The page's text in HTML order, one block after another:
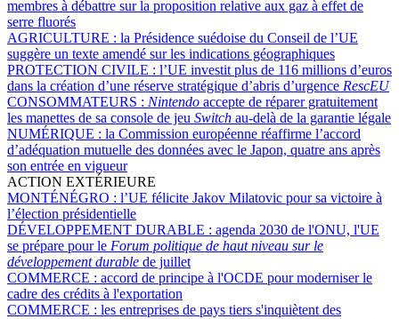
membres à débattre sur la proposition relative aux gaz à effet de
serre fluorés
AGRICULTURE : la Présidence suédoise du Conseil de l’UE
suggère un texte amendé sur les indications géographiques
PROTECTION CIVILE : l’UE investit plus de 116 millions d’euros
dans la création d’une réserve stratégique d’abris d’urgence RescEU
CONSOMMATEURS : Nintendo accepte de réparer gratuitement
les manettes de sa console de jeu Switch au-delà de la garantie légale
NUMÉRIQUE : la Commission européenne réaffirme l’accord
d’adéquation mutuelle des données avec le Japon, quatre ans après
son entrée en vigueur
ACTION EXTÉRIEURE
MONTÉNÉGRO : l’UE félicite Jakov Milatovic pour sa victoire à
l’élection présidentielle
DÉVELOPPEMENT DURABLE : agenda 2030 de l'ONU, l'UE
se prépare pour le Forum politique de haut niveau sur le
développement durable de juillet
COMMERCE : accord de principe à l'OCDE pour moderniser le
cadre des crédits à l'exportation
COMMERCE : les entreprises de pays tiers s'inquiètent des